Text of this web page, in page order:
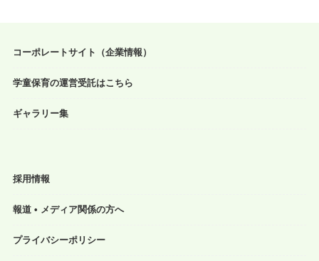
コーポレートサイト（企業情報）
学童保育の運営受託はこちら
ギャラリー集
採用情報
報道 • メディア関係の方へ
プライバシーポリシー